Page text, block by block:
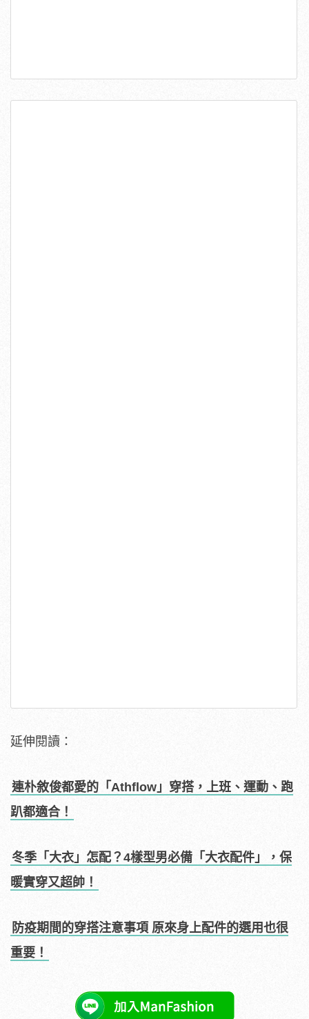
延伸閱讀：
連朴敘俊都愛的「Athflow」穿搭，上班、運動、跑
趴都適合！
冬季「大衣」怎配？4樣型男必備「大衣配件」，保
暖實穿又超帥！
防疫期間的穿搭注意事項 原來身上配件的選用也很
重要！